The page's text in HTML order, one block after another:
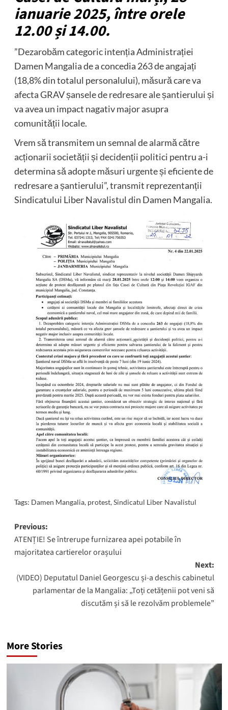
ianuarie 2025, între orele
12.00 și 14.00.
”Dezarobăm categoric intenția Administrației
Damen Mangalia de a concedia 263 de angajați
(18,8% din totalul personalului), măsură care va
afecta GRAV șansele de redresare ale șantierului și
va avea un impact nagativ major asupra
comunității locale.
Vrem să transmitem un semnal de alarmă către
acționarii societății și decidenții politici pentru a-i
determina să adopte măsuri urgente și eficiente de
redresare a șantierului”, transmit reprezentanții
Sindicatului Liber Navalistul din Damen Mangalia.
Tags: Damen Mangalia, protest,Sindicatul Liber Navalistul
Post
navigation
Previous:
ATENȚIE! Se întrerupe furnizarea apei potabile în
majoritatea cartierelor orașului
Next:
(VIDEO) Deputatul Daniel Georgescu și-a deschis cabinetul
parlamentar de la Mangalia: „Toți cetățenii pot veni să
discutăm și să le rezolvăm problemele”
More Stories